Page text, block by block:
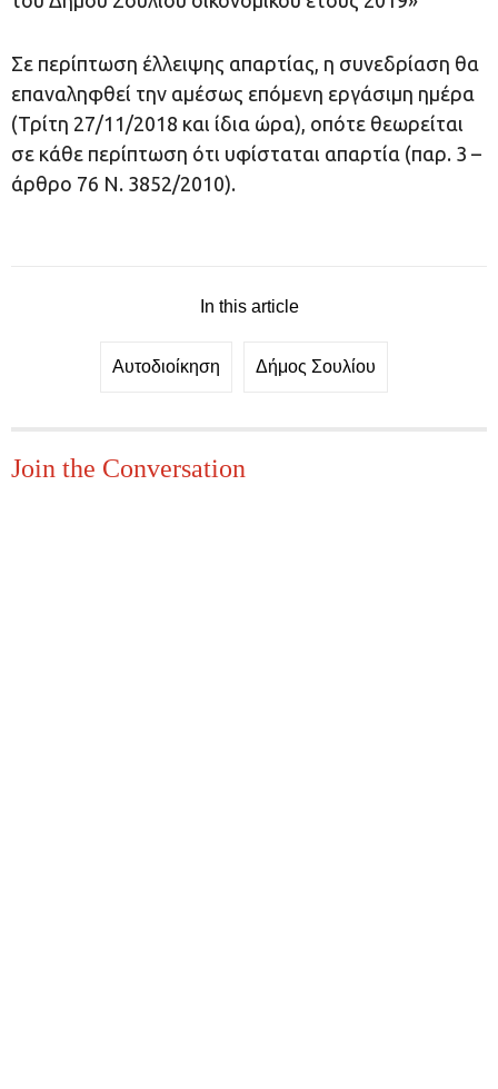
Σε περίπτωση έλλειψης απαρτίας, η συνεδρίαση θα
επαναληφθεί την αμέσως επόμενη εργάσιμη ημέρα
(Τρίτη 27/11/2018 και ίδια ώρα), οπότε θεωρείται
σε κάθε περίπτωση ότι υφίσταται απαρτία (παρ. 3 –
άρθρο 76 Ν. 3852/2010).
In this article
Αυτοδιοίκηση Δήμος Σουλίου
Join the Conversation